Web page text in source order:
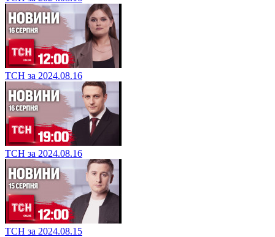
ТСН за 2024.08.16
ТСН за 2024.08.16
ТСН за 2024.08.15